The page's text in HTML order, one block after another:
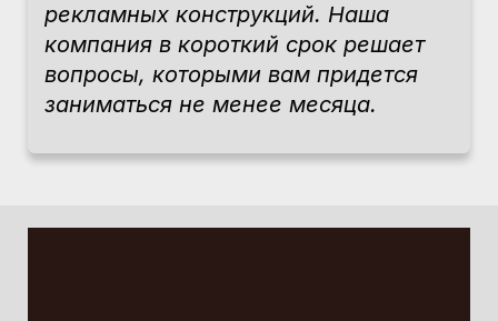
рекламных конструкций. Наша
компания в короткий срок решает
вопросы, которыми вам придется
заниматься не менее месяца.